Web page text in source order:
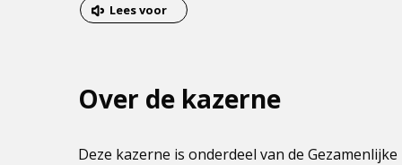
het
Dit
pagina
Lees voor
Over de kazerne
Deze kazerne is onderdeel van de